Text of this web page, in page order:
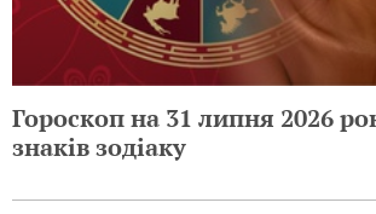
Гороскоп на 31 липня 2026
знаків зодіаку